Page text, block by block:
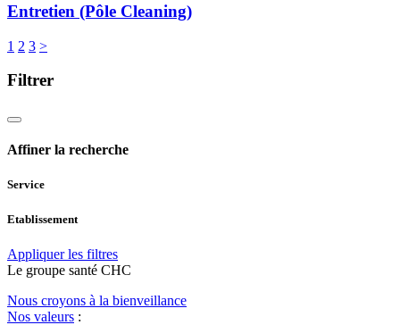
Entretien (Pôle Cleaning)
1 2 3 >
Filtrer
Affiner la recherche
Service
Etablissement
Appliquer les filtres
Le groupe santé CHC
Nous croyons à la bienveillance
Nos valeurs :